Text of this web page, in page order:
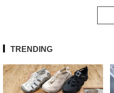
TRENDING